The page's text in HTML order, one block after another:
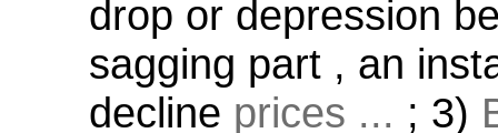
drop or depression
sagging part , an
decline prices ... ; 3)